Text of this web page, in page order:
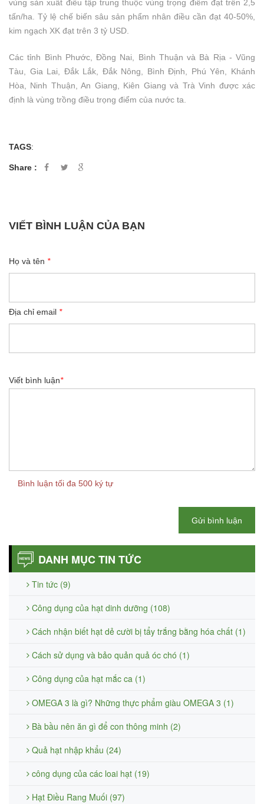
vùng sản xuất điều tập trung thuộc vùng trọng điểm đạt trên 2,5
tấn/ha. Tỷ lệ chế biến sâu sản phẩm nhân điều cần đạt 40-50%,
kim ngạch XK đạt trên 3 tỷ USD.
Các tỉnh Bình Phước, Đồng Nai, Bình Thuận và Bà Rịa - Vũng
Tàu, Gia Lai, Đắk Lắk, Đắk Nông, Bình Định, Phú Yên, Khánh
Hòa, Ninh Thuận, An Giang, Kiên Giang và Trà Vinh được xác
định là vùng trồng điều trọng điểm của nước ta.
TAGS:
Share :
VIẾT BÌNH LUẬN CỦA BẠN
Họ và tên *
Địa chỉ email *
Viết bình luận*
Bình luận tối đa 500 ký tự
Gửi bình luận
DANH MỤC TIN TỨC
Tin tức (9)
Công dụng của hạt dinh dưỡng (108)
Cách nhận biết hạt dẻ cười bị tẩy trắng bằng hóa chất (1)
Cách sử dụng và bảo quản quả óc chó (1)
Công dụng của hạt mắc ca (1)
OMEGA 3 là gì? Những thực phẩm giàu OMEGA 3 (1)
Bà bầu nên ăn gì để con thông minh (2)
Quả hạt nhập khẩu (24)
công dụng của các loai hạt (19)
Hạt Điều Rang Muối (97)